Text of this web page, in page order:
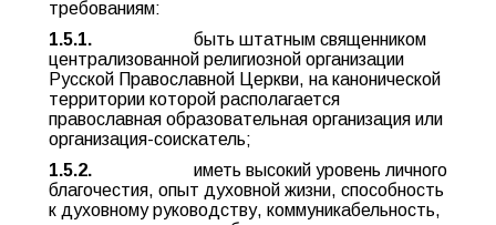
требованиям:
1.5.1. быть штатным священником
централизованной религиозной организации
Русской Православной Церкви, на канонической
территории которой располагается
православная образовательная организация или
организация-соискатель;
1.5.2. иметь высокий уровень личного
благочестия, опыт духовной жизни, способность
к духовному руководству, коммуникабельность,